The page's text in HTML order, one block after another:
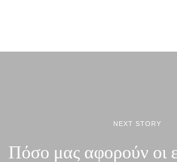
NEXT STORY
Πόσο μας αφορούν οι